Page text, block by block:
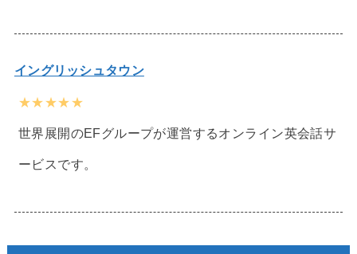
イングリッシュタウン
★★★★★
世界展開のEFグループが運営するオンライン英会話サ
ービスです。